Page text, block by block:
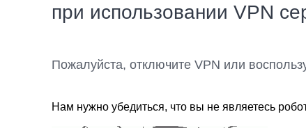
при использовании VPN
Пожалуйста, отключите VPN или
Нам нужно убедиться, что вы не являетесь